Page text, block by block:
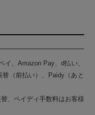
、Amazon Pay、d払い、
（前払い）、Paidy（あと
、ペイディ手数料はお客様